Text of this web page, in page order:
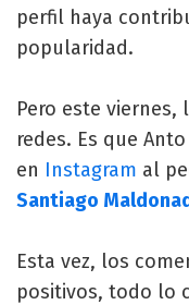
perfil haya
popularidad.
Pero este
redes. Es que
en Instagram al
Santiago
Esta vez, los
positivos, todo lo